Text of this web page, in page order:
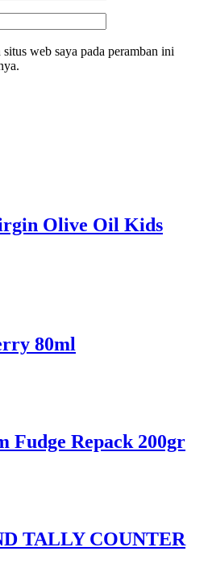
web saya pada peramban ini
Olive Oil Kids
80ml
Fudge Repack 200gr
TALLY COUNTER